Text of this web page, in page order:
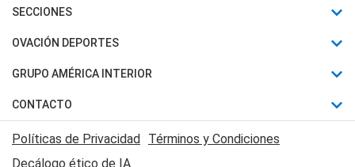
Últimas Noticias
Política
Judiciales
Economia
SECCIONES
Horóscopo
Motores
Trucos caseros
Series y Películas
OVACIÓN DEPORTES
Fútbol
Mundial
Automovilismo
Rugby
GRUPO AMÉRICA INTERIOR
Canal 7 en Vivo
CONTACTO
Acerca de Nosotros
Contactanos
Políticas de Privacidad Términos y Condiciones
Decálogo ético de IA